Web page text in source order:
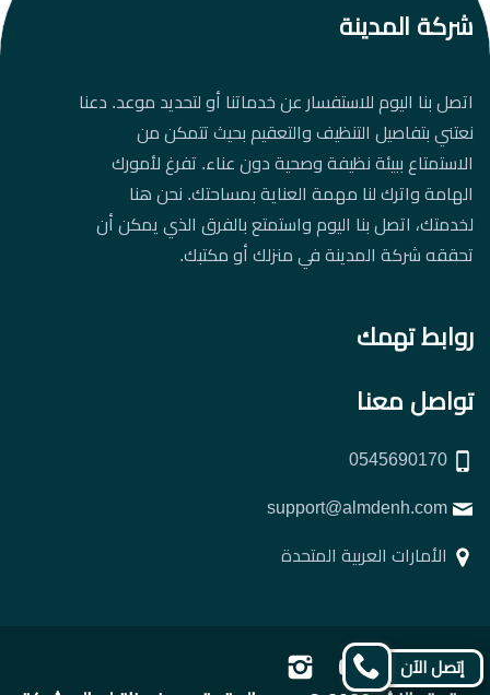
شركة المدينة
اتصل بنا اليوم للاستفسار عن خدماتنا أو لتحديد موعد. دعنا
نعتني بتفاصيل التنظيف والتعقيم بحيث تتمكن من
الاستمتاع ببيئة نظيفة وصحية دون عناء. تفرغ لأمورك
الهامة واترك لنا مهمة العناية بمساحتك. نحن هنا
لخدمتك، اتصل بنا اليوم واستمتع بالفرق الذي يمكن أن
تحققه شركة المدينة في منزلك أو مكتبك.
روابط تهمك
تواصل معنا
الأمارات العربية المتحدة
تابعنا
تابعنا
تابعنا
إتصل الآن